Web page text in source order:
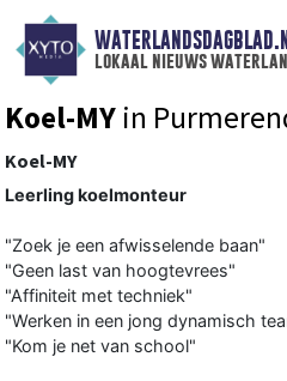
lokaal nieuws
Koel-MY in
Koel-MY
Leerling koelmonteur
"Zoek je een afwisselende baan"
"Geen last van hoogtevrees"
"Affiniteit met techniek"
"Werken in een jong dynamisch
"Kom je net van school"